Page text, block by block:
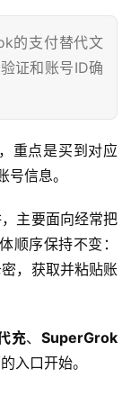
的支付替代文
证和账号ID确
重点是买到对应
信息。
主要面向经常把
顺序保持不变：
，获取并粘贴账
充、 SuperGrok
入口开始。